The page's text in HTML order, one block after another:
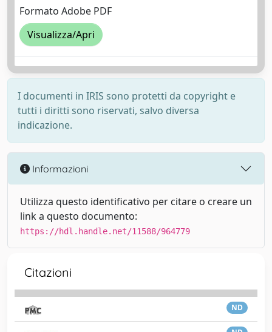
Formato Adobe PDF
Visualizza/Apri
I documenti in IRIS sono protetti da copyright e
tutti i diritti sono riservati, salvo diversa
indicazione.
Informazioni
Utilizza questo identificativo per citare o creare un
link a questo documento:
https://hdl.handle.net/11588/964779
Citazioni
ND